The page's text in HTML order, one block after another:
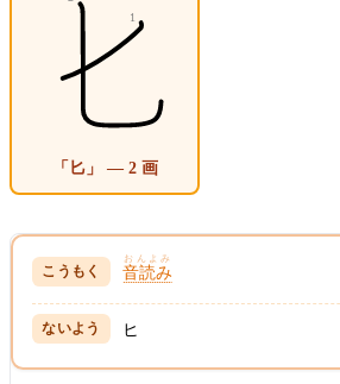
「匕」 — 2 画
音読み
おんよみ
ヒ